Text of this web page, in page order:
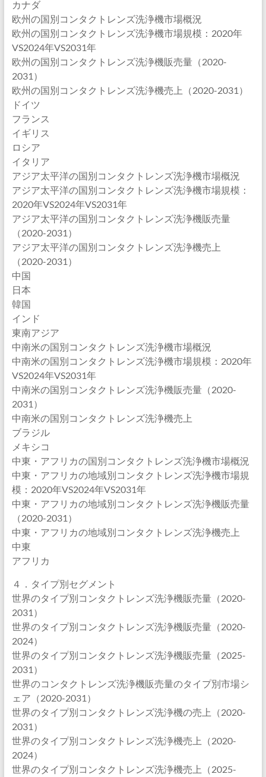
カナダ
欧州の国別コンタクトレンズ洗浄機市場概況
欧州の国別コンタクトレンズ洗浄機市場規模：2020年
VS2024年VS2031年
欧州の国別コンタクトレンズ洗浄機販売量（2020-
2031）
欧州の国別コンタクトレンズ洗浄機売上（2020-2031）
ドイツ
フランス
イギリス
ロシア
イタリア
アジア太平洋の国別コンタクトレンズ洗浄機市場概況
アジア太平洋の国別コンタクトレンズ洗浄機市場規模：
2020年VS2024年VS2031年
アジア太平洋の国別コンタクトレンズ洗浄機販売量
（2020-2031）
アジア太平洋の国別コンタクトレンズ洗浄機売上
（2020-2031）
中国
日本
韓国
インド
東南アジア
中南米の国別コンタクトレンズ洗浄機市場概況
中南米の国別コンタクトレンズ洗浄機市場規模：2020年
VS2024年VS2031年
中南米の国別コンタクトレンズ洗浄機販売量（2020-
2031）
中南米の国別コンタクトレンズ洗浄機売上
ブラジル
メキシコ
中東・アフリカの国別コンタクトレンズ洗浄機市場概況
中東・アフリカの地域別コンタクトレンズ洗浄機市場規
模：2020年VS2024年VS2031年
中東・アフリカの地域別コンタクトレンズ洗浄機販売量
（2020-2031）
中東・アフリカの地域別コンタクトレンズ洗浄機売上
中東
アフリカ
４．タイプ別セグメント
世界のタイプ別コンタクトレンズ洗浄機販売量（2020-
2031）
世界のタイプ別コンタクトレンズ洗浄機販売量（2020-
2024）
世界のタイプ別コンタクトレンズ洗浄機販売量（2025-
2031）
世界のコンタクトレンズ洗浄機販売量のタイプ別市場シ
ェア（2020-2031）
世界のタイプ別コンタクトレンズ洗浄機の売上（2020-
2031）
世界のタイプ別コンタクトレンズ洗浄機売上（2020-
2024）
世界のタイプ別コンタクトレンズ洗浄機売上（2025-